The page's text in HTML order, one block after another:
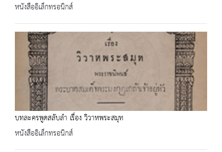
หนังสืออิเล็กทรอนิกส์
บทละครพูดสลับลำ เรื่อง วิวาหพระสมุท
หนังสืออิเล็กทรอนิกส์